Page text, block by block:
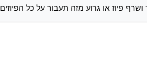
הייתי מנסה להוציא בטריה ל 10 דקות ולהחזיר
פיוז או גרוע מזה תעבור על כל הפיוזים